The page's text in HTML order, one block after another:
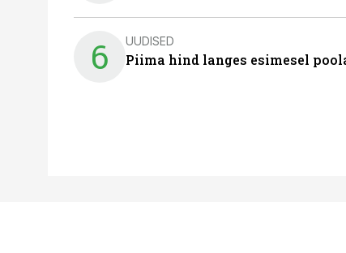
6 UUDISED
Piima hind langes esimesel